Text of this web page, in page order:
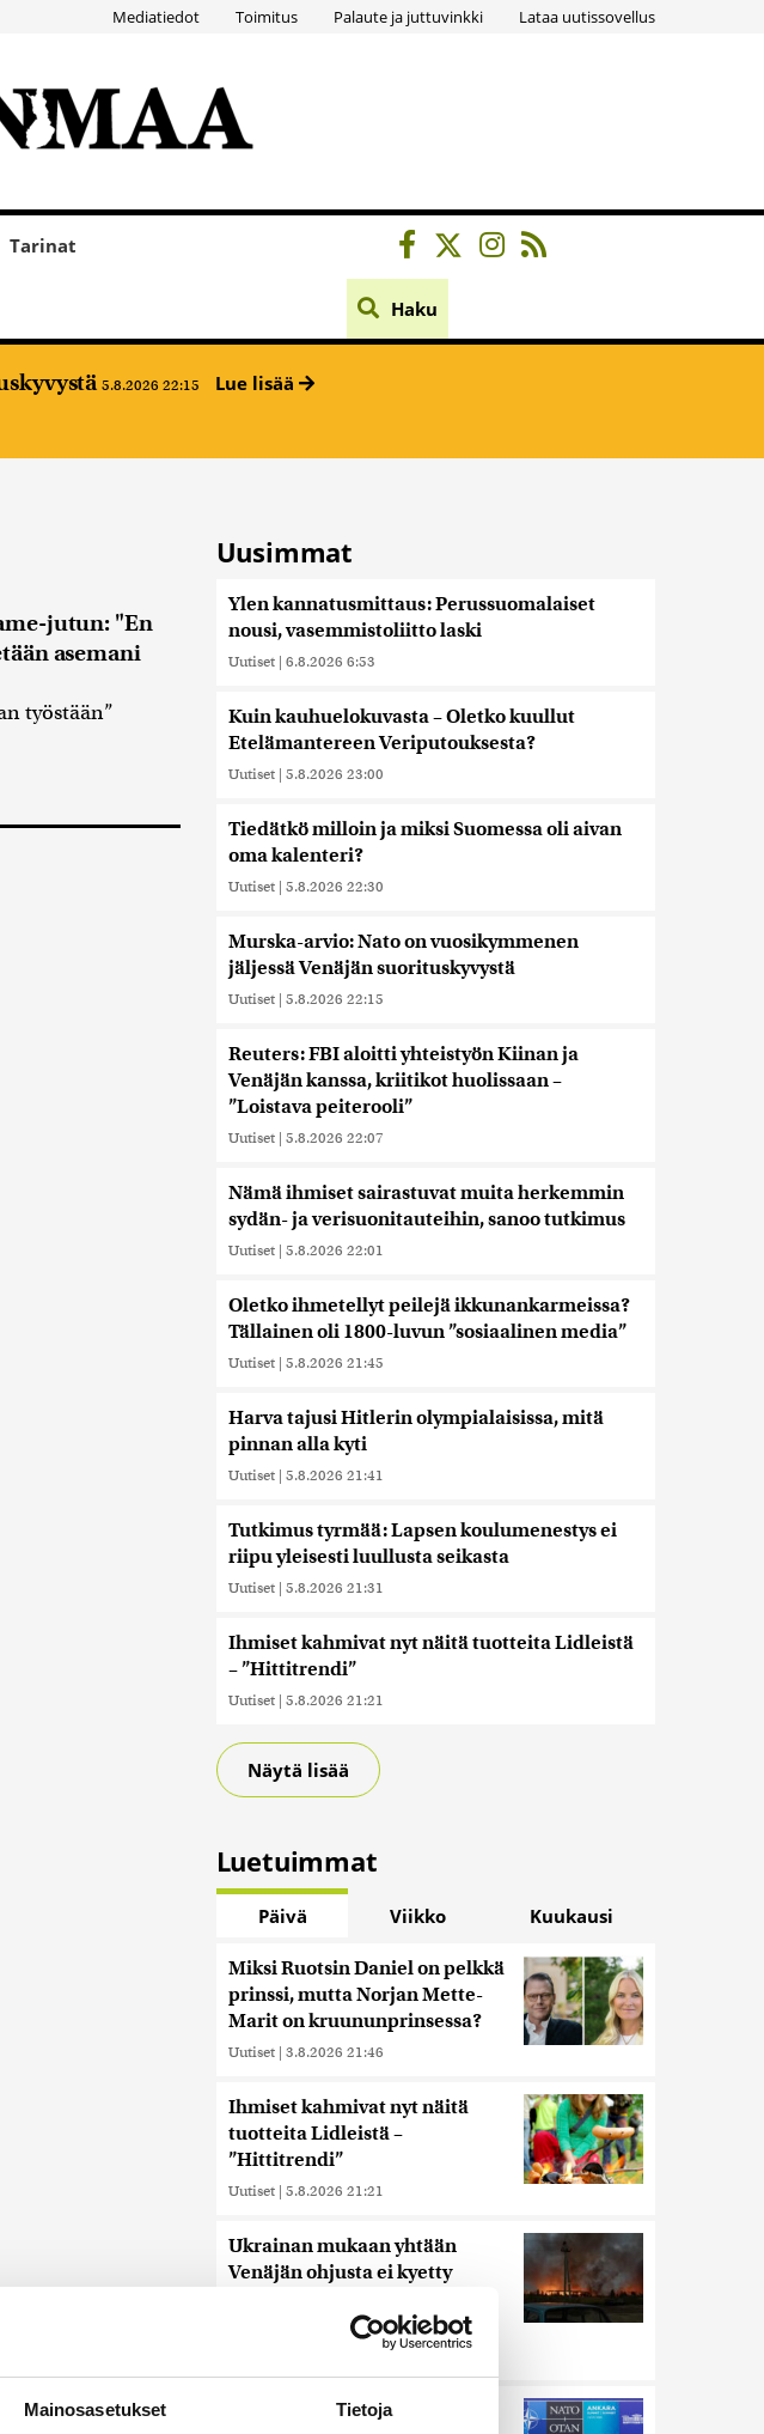
Mainosasetukset Tietoja
Mediatiedot Toimitus Palaute ja juttuvinkki Lataa uutissovellus
Tarinat
Haku
5.8.2026 22:15 Lue lisää
jutun: "En
asemani
työstään”
Uusimmat
Ylen kannatusmittaus: Perussuomalaiset
nousi, vasemmistoliitto laski
Uutiset | 6.8.2026 6:53
Kuin kauhuelokuvasta – Oletko kuullut
Etelämantereen Veriputouksesta?
Uutiset | 5.8.2026 23:00
Tiedätkö milloin ja miksi Suomessa oli aivan
oma kalenteri?
Uutiset | 5.8.2026 22:30
Murska-arvio: Nato on vuosikymmenen
jäljessä Venäjän suorituskyvystä
Uutiset | 5.8.2026 22:15
Reuters: FBI aloitti yhteistyön Kiinan ja
Venäjän kanssa, kriitikot huolissaan –
”Loistava peiterooli”
Uutiset | 5.8.2026 22:07
Nämä ihmiset sairastuvat muita herkemmin
sydän- ja verisuonitauteihin, sanoo tutkimus
Uutiset | 5.8.2026 22:01
Oletko ihmetellyt peilejä ikkunankarmeissa?
Tällainen oli 1800-luvun ”sosiaalinen media”
Uutiset | 5.8.2026 21:45
Harva tajusi Hitlerin olympialaisissa, mitä
pinnan alla kyti
Uutiset | 5.8.2026 21:41
Tutkimus tyrmää: Lapsen koulumenestys ei
riipu yleisesti luullusta seikasta
Uutiset | 5.8.2026 21:31
Ihmiset kahmivat nyt näitä tuotteita Lidleistä
– ”Hittitrendi”
Uutiset | 5.8.2026 21:21
Näytä lisää
Luetuimmat
Päivä Viikko Kuukausi
Miksi Ruotsin Daniel on pelkkä
prinssi, mutta Norjan Mette-
Marit on kruununprinsessa?
Uutiset | 3.8.2026 21:46
Ihmiset kahmivat nyt näitä
tuotteita Lidleistä –
”Hittitrendi”
Uutiset | 5.8.2026 21:21
Ukrainan mukaan yhtään
Venäjän ohjusta ei kyetty
kuoli toistakymmentä ihmistä
Murska-arvio: Nato on